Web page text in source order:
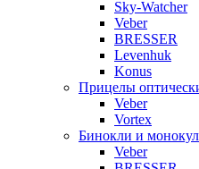
Sky-Watcher
Veber
BRESSER
Levenhuk
Konus
Прицелы
Veber
Vortex
Бинокли и
Veber